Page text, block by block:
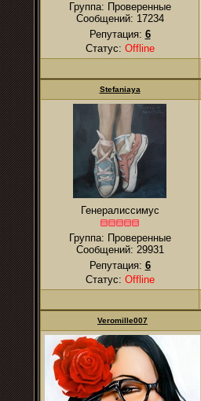
Группа: Проверенные
Сообщений: 17234
Репутация: 6
Статус: Offline
Stefaniaya
Генералиссимус
Группа: Проверенные
Сообщений: 29931
Репутация: 6
Статус: Offline
Veromille007